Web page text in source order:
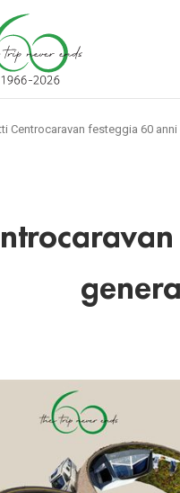
Centrocaravan festeggia 60